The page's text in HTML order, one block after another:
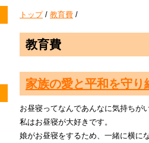
トップ/ 教育費 /
教育費
家族の愛と平和を守り
お昼寝ってなんであんなに気持ちが
私はお昼寝が大好きです。
娘がお昼寝をするため、一緒に横に